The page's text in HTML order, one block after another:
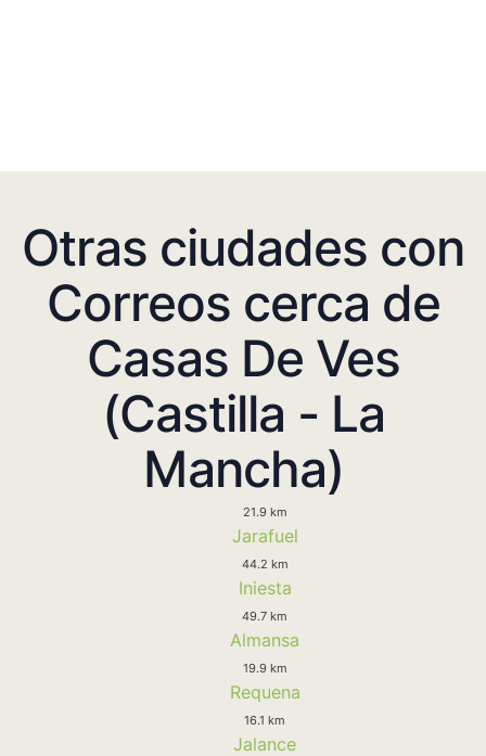
Otras ciudades con
Correos cerca de
Casas De Ves
(Castilla - La
Mancha)
21.9 km
Jarafuel
44.2 km
Iniesta
49.7 km
Almansa
19.9 km
Requena
16.1 km
Jalance